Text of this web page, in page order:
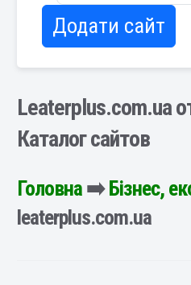
Додати сайт
Leaterplus.com.ua
Каталог сайтов
Головна➡️Бізнес,
leaterplus.com.ua